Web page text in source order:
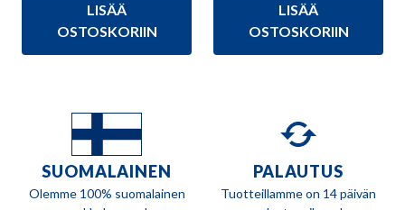
49,90 €.
39,90 €.
LISÄÄ
OSTOSKORIIN
99,90 €.
89,90 €.
LISÄÄ
OSTOSKORIIN
SUOMALAINEN
Olemme 100% suomalainen
PALAUTUS
Tuotteillamme on 14 päivän